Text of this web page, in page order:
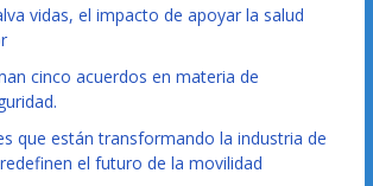
vidas, el impacto de apoyar la salud
cinco acuerdos en materia de
que están transformando la industria de
el futuro de la movilidad